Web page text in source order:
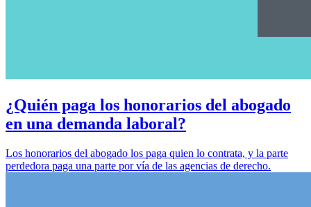
¿Quién paga los honorarios del abogado
en una demanda laboral?
Los honorarios del abogado los paga quien lo contrata, y la parte
perdedora paga una parte por vía de las agencias de derecho.